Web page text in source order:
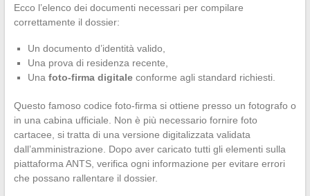
Ecco l’elenco dei documenti necessari per compilare
correttamente il dossier:
Un documento d’identità valido,
Una prova di residenza recente,
Una foto-firma digitaleconforme agli standard richiesti.
Questo famoso codice foto-firma si ottiene presso un fotografo o
in una cabina ufficiale. Non è più necessario fornire foto
cartacee, si tratta di una versione digitalizzata validata
dall’amministrazione. Dopo aver caricato tutti gli elementi sulla
piattaforma ANTS, verifica ogni informazione per evitare errori
che possano rallentare il dossier.